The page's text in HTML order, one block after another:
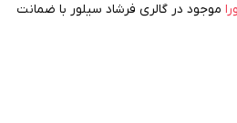
موجود در گالری فرشاد سیلور با ضمانت